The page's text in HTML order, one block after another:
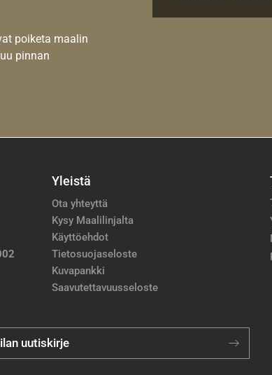
poiketa maalin
pinnan
Yleistä
Ota yhteyttä
Kysy Maalilinjalta
Käyttöehdot
Tietosuojaseloste
Kuvapankki
Saavutettavuusseloste
uutiskirje